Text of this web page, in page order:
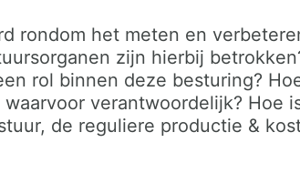
rondom het meten en
zijn hierbij
rol binnen deze besturing?
verantwoordelijk? Hoe
de reguliere productie &